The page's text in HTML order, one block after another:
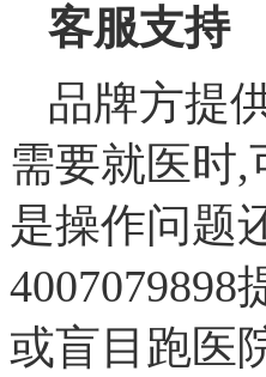
客服支持
品牌方提
需要就医时
是操作问题
或盲目跑医